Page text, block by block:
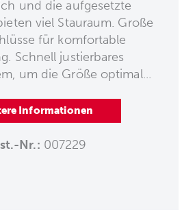
und die aufgesetzte
viel Stauraum. Große
für komfortable
Schnell justierbares
um die Größe optimal...
Informationen
Nr.: 007229